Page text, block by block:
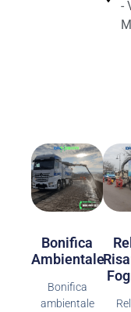
-
Bonifica
Ambientale
Bonifica
ambientale